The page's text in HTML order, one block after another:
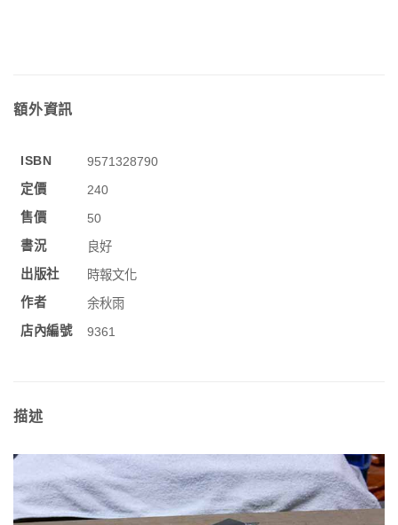
額外資訊
ISBN
9571328790
定價
240
售價
50
書況
良好
出版社
時報文化
作者
余秋雨
店內編號
9361
描述